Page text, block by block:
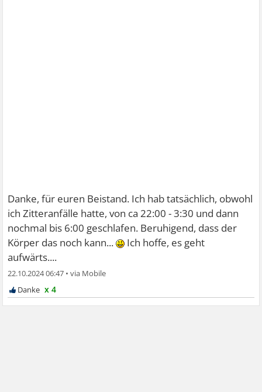
Danke, für euren Beistand. Ich hab tatsächlich, obwohl
ich Zitteranfälle hatte, von ca 22:00 - 3:30 und dann
nochmal bis 6:00 geschlafen. Beruhigend, dass der
Körper das noch kann...
Ich hoffe, es geht
aufwärts....
22.10.2024 06:47 •
x 4